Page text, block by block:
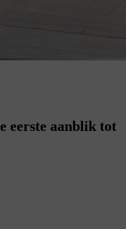
eerste aanblik tot